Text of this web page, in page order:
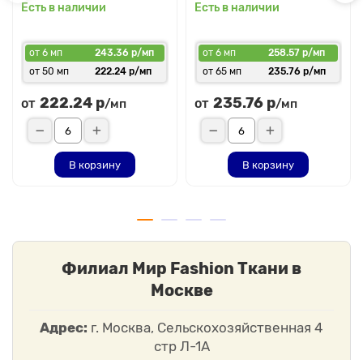
Есть в наличии
от 6 мп
243.36 р/мп
от 50 мп
222.24 р/мп
от 222.24 р/мп
В корзину
Есть в наличии
от 6 мп
258.57 р/мп
от 65 мп
235.76 р/мп
от 235.76 р/мп
В корзину
Филиал Мир Fashion Ткани в
Москве
Адрес: г. Москва, Сельскохозяйственная 4
стр Л-1А